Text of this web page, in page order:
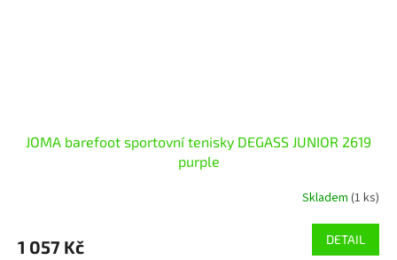
JOMA barefoot sportovní tenisky DEGASS JUNIOR 2619
purple
Skladem (1 ks)
1 057 Kč DETAIL